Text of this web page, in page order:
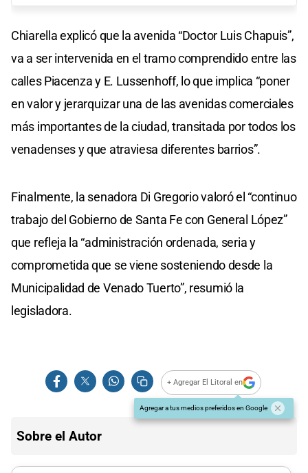
Chiarella explicó que la avenida “Doctor Luis Chapuis”,
va a ser intervenida en el tramo comprendido entre las
calles Piacenza y E. Lussenhoff, lo que implica “poner
en valor y jerarquizar una de las avenidas comerciales
más importantes de la ciudad, transitada por todos los
venadenses y que atraviesa diferentes barrios”.
Finalmente, la senadora Di Gregorio valoró el “continuo
trabajo del Gobierno de Santa Fe con General López”
que refleja la “administración ordenada, seria y
comprometida que se viene sosteniendo desde la
Municipalidad de Venado Tuerto”, resumió la
legisladora.
+ Agregar El Litoral en
Agregar a tus medios preferidos en Google
Sobre el Autor